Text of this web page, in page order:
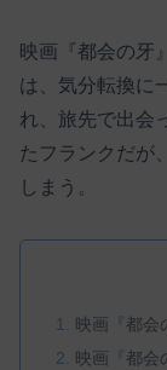
映画『都会の牙
は、気分転換に
れ、旅先で出会
たフランクだが
しまう。
映画『都会
映画『都会